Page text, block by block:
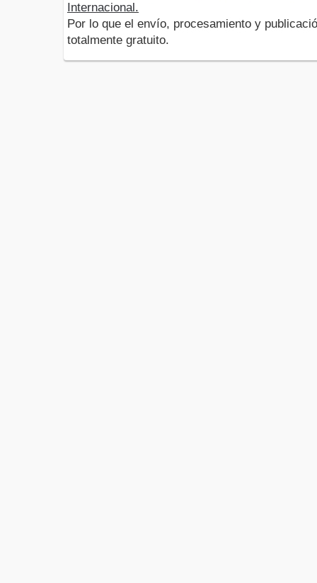
Internacional.
Por lo que el envío, procesamiento y
totalmente gratuito.